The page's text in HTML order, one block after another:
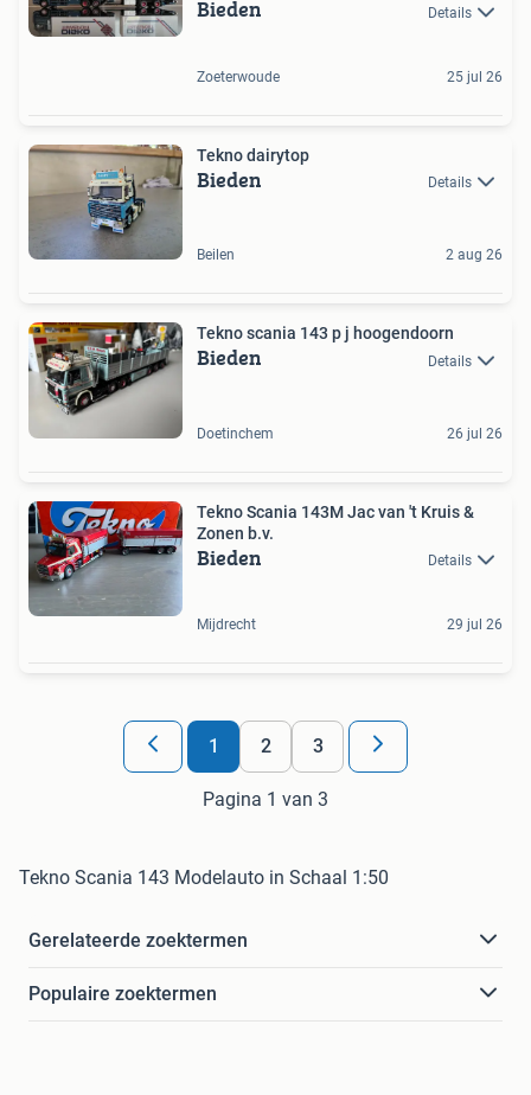
Bieden Details
Zoeterwoude 25 jul 26
Tekno dairytop
Bieden Details
Beilen 2 aug 26
Tekno scania 143 p j hoogendoorn
Bieden Details
Doetinchem 26 jul 26
Tekno Scania 143M Jac van 't Kruis &
Zonen b.v.
Bieden Details
Mijdrecht 29 jul 26
1 2 3
Pagina 1 van 3
Tekno Scania 143 Modelauto in Schaal 1:50
Gerelateerde zoektermen
Populaire zoektermen